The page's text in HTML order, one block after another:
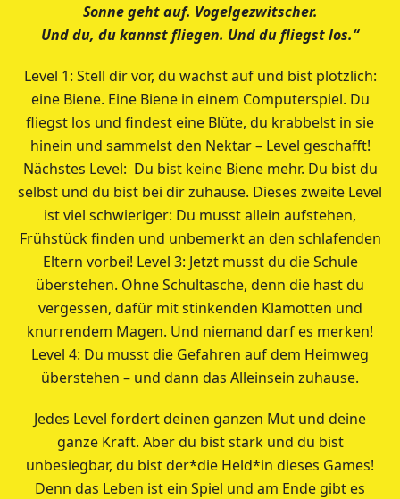
Sonne geht auf. Vogelgezwitscher.
Und du, du kannst fliegen. Und du fliegst los.“
Level 1: Stell dir vor, du wachst auf und bist plötzlich:
eine Biene. Eine Biene in einem Computerspiel. Du
fliegst los und findest eine Blüte, du krabbelst in sie
hinein und sammelst den Nektar – Level geschafft!
Nächstes Level: Du bist keine Biene mehr. Du bist du
selbst und du bist bei dir zuhause. Dieses zweite Level
ist viel schwieriger: Du musst allein aufstehen,
Frühstück finden und unbemerkt an den schlafenden
Eltern vorbei! Level 3: Jetzt musst du die Schule
überstehen. Ohne Schultasche, denn die hast du
vergessen, dafür mit stinkenden Klamotten und
knurrendem Magen. Und niemand darf es merken!
Level 4: Du musst die Gefahren auf dem Heimweg
überstehen – und dann das Alleinsein zuhause.
Jedes Level fordert deinen ganzen Mut und deine
ganze Kraft. Aber du bist stark und du bist
unbesiegbar, du bist der*die Held*in dieses Games!
Denn das Leben ist ein Spiel und am Ende gibt es